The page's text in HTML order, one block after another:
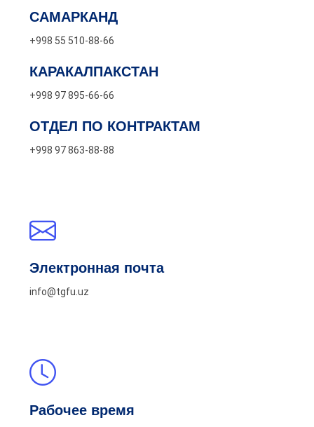
САМАРКАНД
+998 55 510-88-66
КАРАКАЛПАКСТАН
+998 97 895-66-66
ОТДЕЛ ПО КОНТРАКТАМ
+998 97 863-88-88
Электронная почта
info@tgfu.uz
Рабочее время